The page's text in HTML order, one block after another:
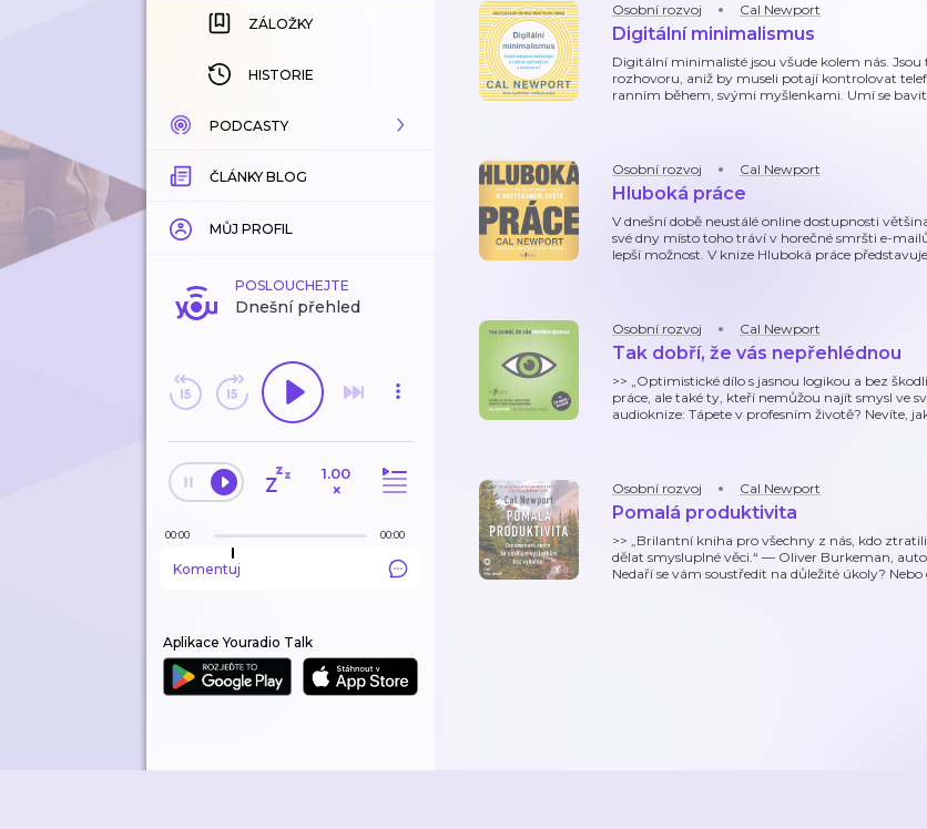
ZÁLOŽKY
HISTORIE
PODCASTY
KATALOG
KATEGORIE
ZÁLOŽKY
ODEBÍRANÉ
EDITORSKÉ TIPY
ČLÁNKY BLOG
MŮJ PROFIL
POSLOUCHEJTE
Dnešní přehled
1.00
×
00:00 00:00
Komentuj
Aplikace Youradio Talk
Osobní rozvoj Cal Newport
Digitální minimalismus
Digitální minimalisté jsou všude kolem nás.
rozhovoru, aniž by museli potají kontrolovat
ranním během, svými myšlenkami. Umí se bavit
Osobní rozvoj Cal Newport
Hluboká práce
V dnešní době neustálé online dostupnosti
své dny místo toho tráví v horečné smršti e-
lepší možnost. V knize Hluboká práce
Osobní rozvoj Cal Newport
Tak dobří, že vás nepřehlédnou
>> „Optimistické dílo s jasnou logikou a bez
práce, ale také ty, kteří nemůžou najít smysl ve
audioknize: Tápete v profesním životě? Nevíte,
Osobní rozvoj Cal Newport
Pomalá produktivita
>> „Brilantní kniha pro všechny z nás, kdo
dělat smysluplné věci.“ — Oliver Burkeman,
Nedaří se vám soustředit na důležité úkoly?